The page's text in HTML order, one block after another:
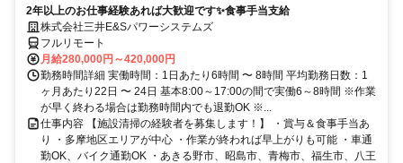
2年以上のお仕事経験あれば大歓迎です✨食事手当支給
株式会社三井E&Sパワーシステムズ
フルリモート
月給280,000円～420,000円
勤務時間詳細 実働時間：1日あたり6時間 〜 8時間 平均勤務日数：1
ヶ月あたり22日 〜 24日 基本8:00～17:00の間で実働6～8時間 ※作業
が早く終わる場合は勤務時間内でも退勤OK ※...
仕事内容 【施設清掃の経験者を募集します！】 ・賞与＆食事手当あ
り ・多摩地区エリアが中心 ・作業が終われば早上がりも可能 ・車通
勤OK、バイク通勤OK ・あきる野市、昭島市、青梅市、福生市、八王